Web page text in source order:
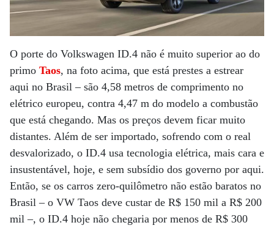
O porte do Volkswagen ID.4 não é muito superior ao do
primo Taos, na foto acima, que está prestes a estrear
aqui no Brasil – são 4,58 metros de comprimento no
elétrico europeu, contra 4,47 m do modelo a combustão
que está chegando. Mas os preços devem ficar muito
distantes. Além de ser importado, sofrendo com o real
desvalorizado, o ID.4 usa tecnologia elétrica, mais cara e
insustentável, hoje, e sem subsídio dos governo por aqui.
Então, se os carros zero-quilômetro não estão baratos no
Brasil – o VW Taos deve custar de R$ 150 mil a R$ 200
mil –, o ID.4 hoje não chegaria por menos de R$ 300